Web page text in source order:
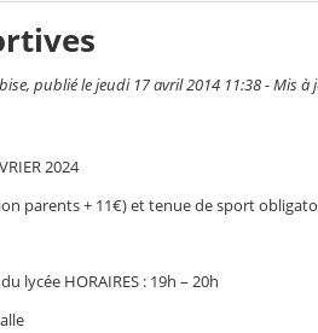
publié le jeudi 17 avril 2014 11:38 - Mis à
2024
parents + 11€) et tenue de sport
lycée HORAIRES : 19h – 20h